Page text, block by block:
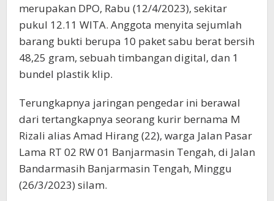
merupakan DPO, Rabu (12/4/2023), sekitar
pukul 12.11 WITA. Anggota menyita sejumlah
barang bukti berupa 10 paket sabu berat bersih
48,25 gram, sebuah timbangan digital, dan 1
bundel plastik klip.
Terungkapnya jaringan pengedar ini berawal
dari tertangkapnya seorang kurir bernama M
Rizali alias Amad Hirang (22), warga Jalan Pasar
Lama RT 02 RW 01 Banjarmasin Tengah, di Jalan
Bandarmasih Banjarmasin Tengah, Minggu
(26/3/2023) silam.